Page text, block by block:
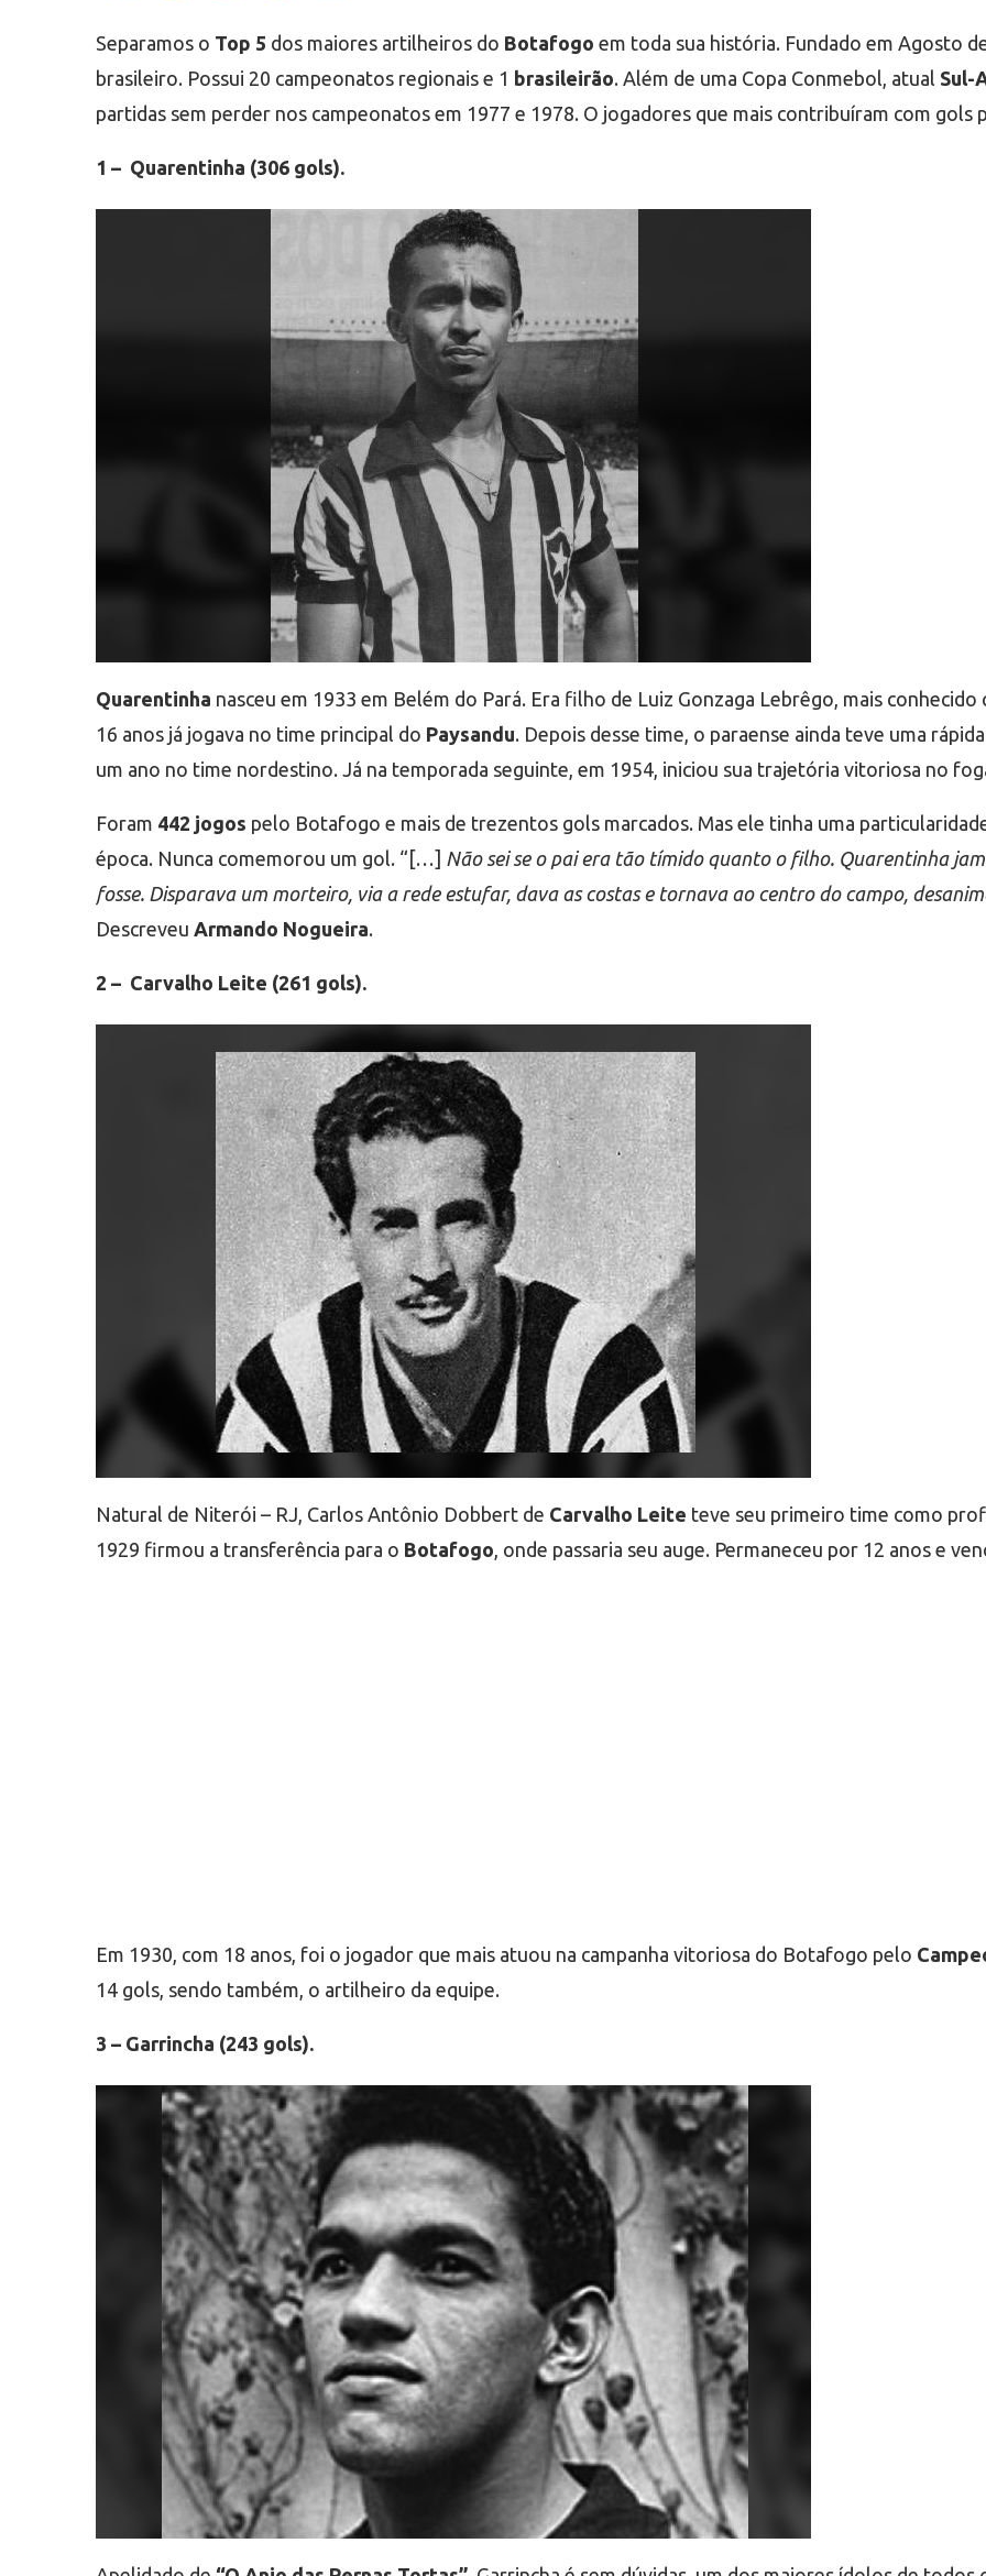
Separamos o Top 5 dos maiores artilheiros do Botafogo em toda sua história. Fundado em Agosto
brasileiro. Possui 20 campeonatos regionais e 1 brasileirão. Além de uma Copa Conmebol, atual Sul-
partidas sem perder nos campeonatos em 1977 e 1978. O jogadores que mais contribuíram com gols
1 – Quarentinha (306 gols).
Quarentinha nasceu em 1933 em Belém do Pará. Era filho de Luiz Gonzaga Lebrêgo, mais
16 anos já jogava no time principal do Paysandu. Depois desse time, o paraense ainda teve uma
um ano no time nordestino. Já na temporada seguinte, em 1954, iniciou sua trajetória vitoriosa no
Foram 442 jogos pelo Botafogo e mais de trezentos gols marcados. Mas ele tinha uma
época. Nunca comemorou um gol. “[…] Não sei se o pai era tão tímido quanto o filho. Quarentinha
fosse. Disparava um morteiro, via a rede estufar, dava as costas e tornava ao centro do campo,
Descreveu Armando Nogueira.
2 – Carvalho Leite (261 gols).
Natural de Niterói – RJ, Carlos Antônio Dobbert de Carvalho Leite teve seu primeiro time como
1929 firmou a transferência para o Botafogo, onde passaria seu auge. Permaneceu por 12 anos e
Em 1930, com 18 anos, foi o jogador que mais atuou na campanha vitoriosa do Botafogo pelo
14 gols, sendo também, o artilheiro da equipe.
3 – Garrincha (243 gols).